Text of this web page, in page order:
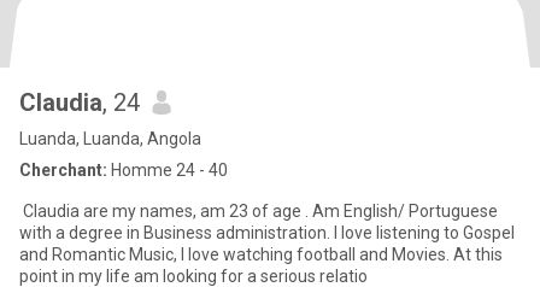
Claudia, 24
Luanda, Luanda, Angola
Cherchant: Homme 24 - 40
Claudia are my names, am 23 of age . Am English/ Portuguese
with a degree in Business administration. I love listening to Gospel
and Romantic Music, I love watching football and Movies. At this
point in my life am looking for a serious relatio